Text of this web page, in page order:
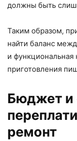
должны быть
Таким образом,
найти баланс
и функциональная
приготовления
Бюджет и
ремонт